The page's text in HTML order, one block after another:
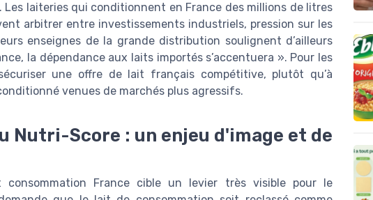
laiteries qui conditionnent en France des millions de litres
arbitrer entre investissements industriels, pression sur les
enseignes de la grande distribution soulignent d’ailleurs
la dépendance aux laits importés s’accentuera ». Pour les
une offre de lait français compétitive, plutôt qu’à
venues de marchés plus agressifs.
Nutri-Score : un enjeu d'image et de
France cible un levier très visible pour le